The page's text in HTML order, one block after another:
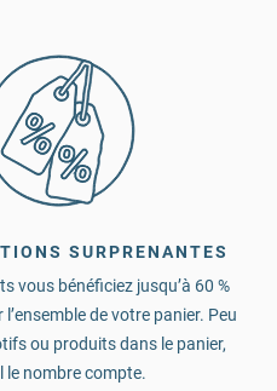
SURPRENANTES
vous bénéficiez jusqu’à 60 %
de votre panier. Peu
ou produits dans le panier,
le nombre compte.